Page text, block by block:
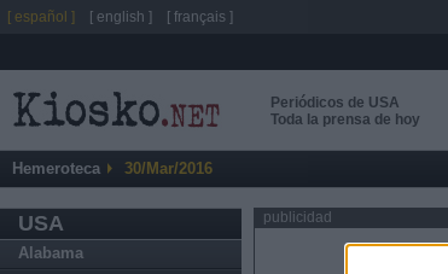
Periódicos de USA
Toda la prensa de hoy
Hemeroteca 30/Mar/2016
USA
Alabama
publicidad
[ español ] [ english ] [ français ]